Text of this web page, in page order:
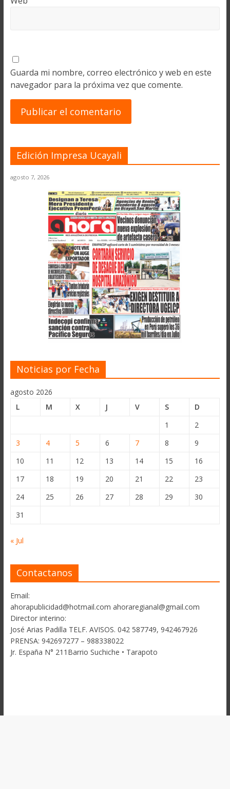
Guarda mi nombre, correo electrónico y web en este
navegador para la próxima vez que comente.
Edición Impresa Ucayali
agosto 7, 2026
Noticias por Fecha
agosto 2026
L
M X J V S
D
1
2
3
4 5 6 7 8
9
10
11 12 13 14 15
16
17
18 19 20 21 22
23
24
25 26 27 28 29
30
31
« Jul
Contactanos
Email:
ahorapublicidad@hotmail.com ahoraregianal@gmail.com
Director interino:
José Arias Padilla TELF. AVISOS. 042 587749, 942467926
PRENSA: 942697277 – 988338022
Jr. España N° 211Barrio Suchiche • Tarapoto